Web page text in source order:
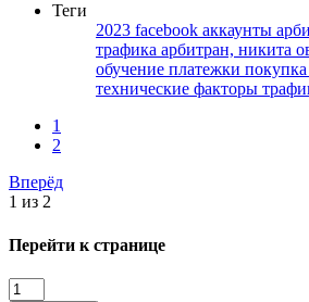
Теги
2023 facebook аккаунты
трафика арбитран, никита
обучение платежки покупка
технические факторы
1
2
Вперёд
1 из 2
Перейти к странице